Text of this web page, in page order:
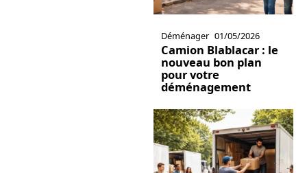
Déménager 01/05/2026
Camion Blablacar : le
nouveau bon plan
pour votre
déménagement